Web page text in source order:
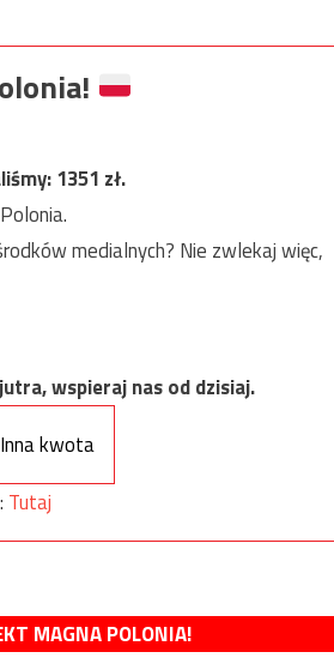
1351 zł.
medialnych? Nie zwlekaj więc,
wspieraj nas od dzisiaj.
Inna kwota
Tutaj
MAGNA POLONIA!